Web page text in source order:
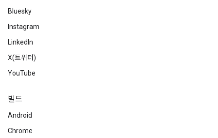
Bluesky
Instagram
LinkedIn
X(트위터)
YouTube
빌드
Android
Chrome